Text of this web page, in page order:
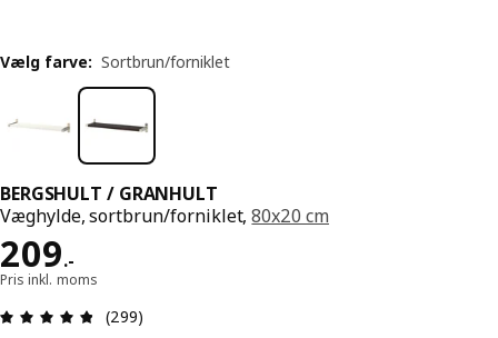
BERGSHULT / GRANHULT
Væghylde, sortbrun/forniklet,80x20 cm
209.-
Pris 209.-
Pris inkl. moms
Anmeldelse: 4.8 Ud af 5 Stjerner. Anmeldelser i
(299)
Vælg farve: Sortbrun/forniklet